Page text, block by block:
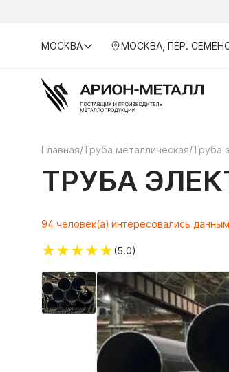
МОСКВА МОСКВА, ПЕР.
Главная/Труба металлическая/Труба
ТРУБА
94 человек(а) интересовались
★★★★★(5.0)